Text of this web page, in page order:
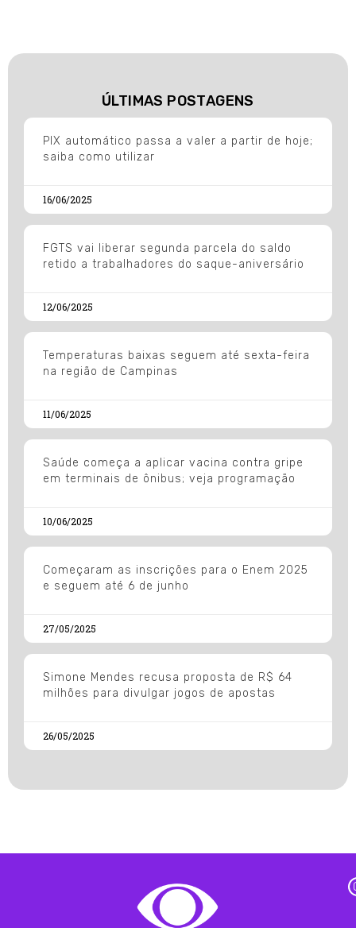
ÚLTIMAS POSTAGENS
PIX automático passa a valer a partir de hoje;
saiba como utilizar
16/06/2025
FGTS vai liberar segunda parcela do saldo
retido a trabalhadores do saque-aniversário
12/06/2025
Temperaturas baixas seguem até sexta-feira
na região de Campinas
11/06/2025
Saúde começa a aplicar vacina contra gripe
em terminais de ônibus; veja programação
10/06/2025
Começaram as inscrições para o Enem 2025
e seguem até 6 de junho
27/05/2025
Simone Mendes recusa proposta de R$ 64
milhões para divulgar jogos de apostas
26/05/2025